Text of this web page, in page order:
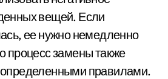
вещей. Если
ее нужно немедленно
процесс замены также
правилами.